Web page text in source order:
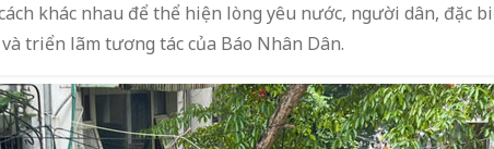
khác nhau để thể hiện lòng yêu nước, người dân, đặc
và triển lãm tương tác của Báo Nhân Dân.